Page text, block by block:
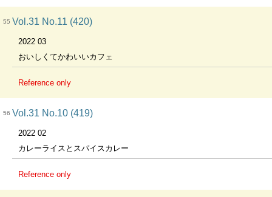
55 Vol.31 No.11 (420)
2022 03
おいしくてかわいいカフェ
Reference only
56 Vol.31 No.10 (419)
2022 02
カレーライスとスパイスカレー
Reference only